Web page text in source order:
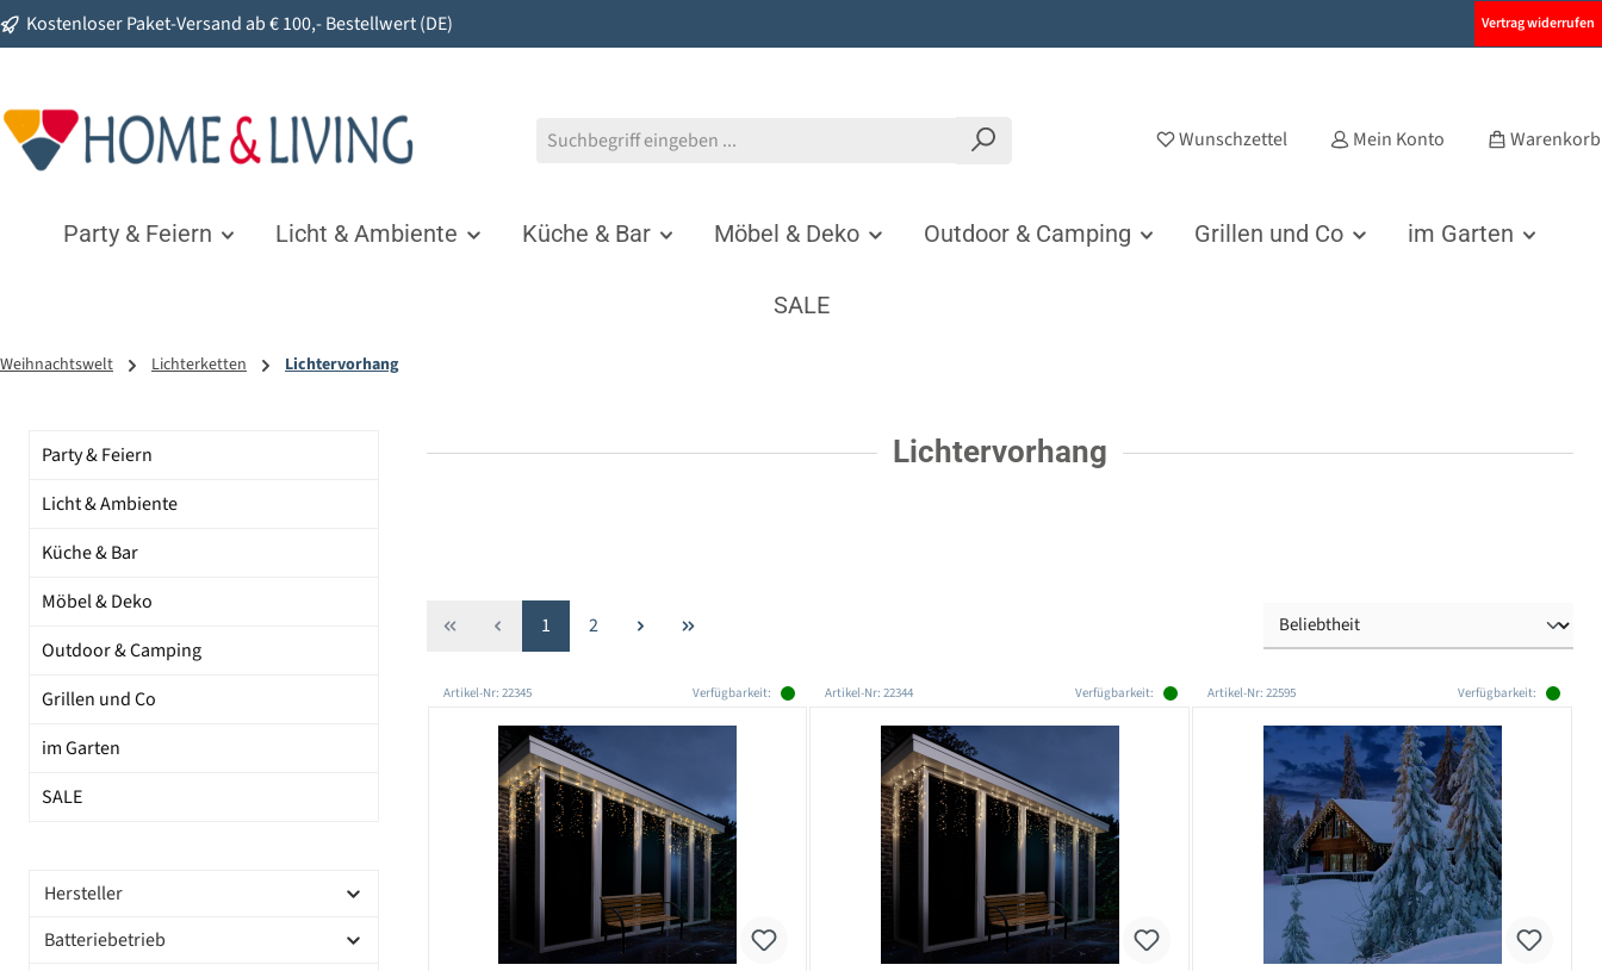
Zur Hauptnavigation springen
Kostenloser Paket-Versand ab € 100,- Bestellwert (DE) Vertrag widerrufen
Wunschzettel Mein Konto Warenkorb
Party & Feiern Licht & Ambiente Küche & Bar Möbel & Deko Outdoor & Camping Grillen und Co im Garten
SALE
Weihnachtswelt Lichterketten Lichtervorhang
Party & Feiern
Licht & Ambiente
Küche & Bar
Möbel & Deko
Outdoor & Camping
Grillen und Co
im Garten
SALE
Hersteller
Batteriebetrieb
Lichtervorhang
Seite
1 Seite
2
Artikel-Nr: 22345 Verfügbarkeit: Artikel-Nr: 22344 Verfügbarkeit: Artikel-Nr: 22595 Verfügbarkeit: